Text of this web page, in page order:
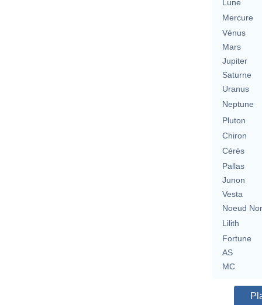
Lune
Mercure
Vénus
Mars
Jupiter
Saturne
Uranus
Neptune
Pluton
Chiron
Cérès
Pallas
Junon
Vesta
Noeud
Lilith
Fortune
AS
MC